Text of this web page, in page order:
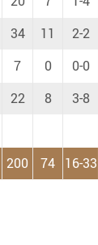
34 11 2-2
7 0 0-0
22 8 3-8
200 74 16-33